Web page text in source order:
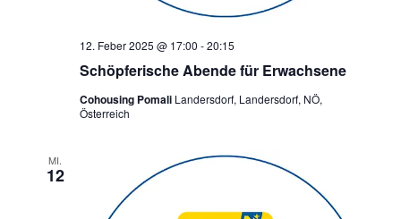
Schöpferische Abende für Erwachsene
12. Feber 2025 @ 17:00 -20:15
Cohousing Pomali Landersdorf, Landersdorf, NÖ,
Österreich
MI.
12